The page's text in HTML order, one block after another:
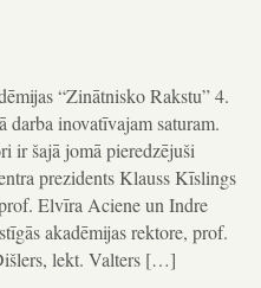
“Zinātnisko Rakstu” 4.
darba inovatīvajam saturam.
ir šajā jomā pieredzējuši
prezidents Klauss Kīslings
Elvīra Aciene un Indre
akadēmijas rektore, prof.
lekt. Valters […]